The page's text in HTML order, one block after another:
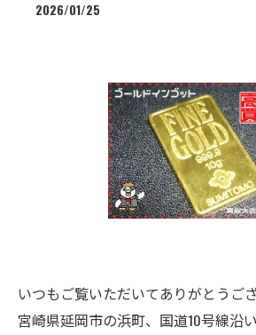
2026/01/25
いつもご覧いただいてありがとうご
宮崎県延岡市の浜町、国道10号線沿